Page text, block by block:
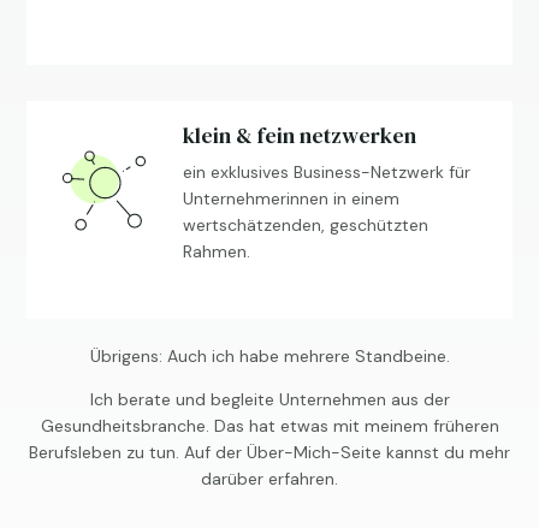
klein & fein netzwerken
ein exklusives Business-Netzwerk für
Unternehmerinnen in einem
wertschätzenden, geschützten
Rahmen.
Übrigens: Auch ich habe mehrere Standbeine.
Ich berate und begleite Unternehmen aus der
Gesundheitsbranche. Das hat etwas mit meinem früheren
Berufsleben zu tun. Auf der Über-Mich-Seite kannst du mehr
darüber erfahren.